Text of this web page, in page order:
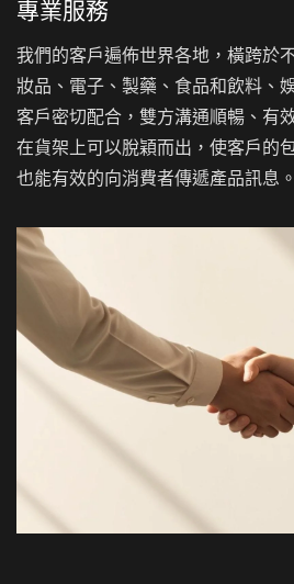
專業服務
我們的客戶遍佈世界各地，橫跨於
妝品、電子、製藥、食品和飲料、
客戶密切配合，雙方溝通順暢、有
在貨架上可以脫穎而出，使客戶的
也能有效的向消費者傳遞產品訊息。